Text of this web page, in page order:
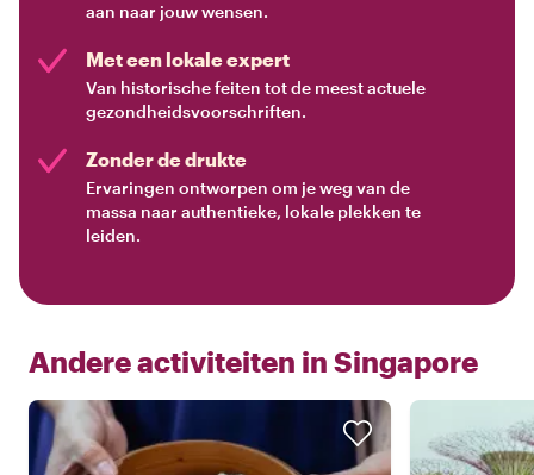
aan naar jouw wensen.
Met een lokale expert
Van historische feiten tot de meest actuele
gezondheidsvoorschriften.
Zonder de drukte
Ervaringen ontworpen om je weg van de
massa naar authentieke, lokale plekken te
leiden.
Andere activiteiten in Singapore